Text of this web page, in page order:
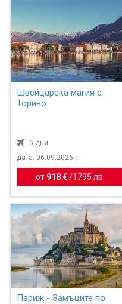
Швейцарска магия с
Торино
6 дни
дата: 06.09.2026 г.
от 918 € / 1795 лв.
Париж - Замъците по